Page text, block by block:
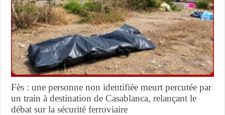
Fès : une personne non identifiée meurt percutée par
un train à destination de Casablanca, relançant le
débat sur la sécurité ferroviaire